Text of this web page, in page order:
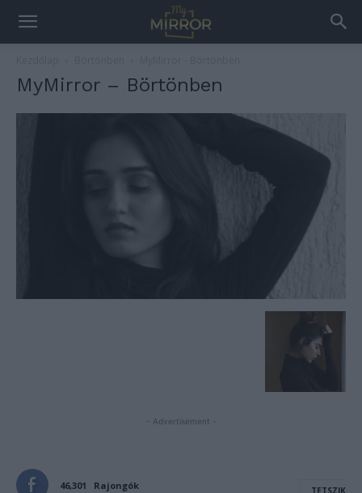
MyMirror – Börtönben
- Advertisement -
46,301 Rajongók TETSZIK